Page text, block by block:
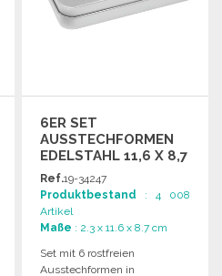
6ER SET
AUSSTECHFORMEN
EDELSTAHL 11,6 X 8,7
CM
Ref.19-34247
Produktbestand : 4 008
Artikel
Maße : 2.3 x 11.6 x 8.7 cm
Set mit 6 rostfreien
Ausstechformen in